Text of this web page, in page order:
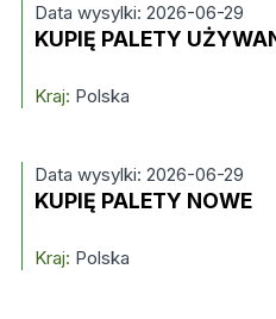
Data wysylki: 2026-06-29
KUPIĘ PALETY
Kraj: Polska
Data wysylki: 2026-06-29
KUPIĘ PALETY NOWE
Kraj: Polska